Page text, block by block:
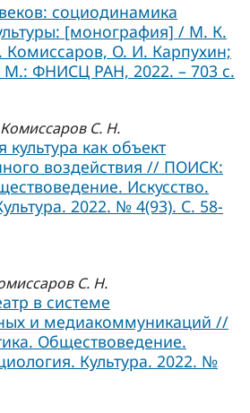
социодинамика
[монография] / М. К.
О. И. Карпухин;
ФНИСЦ РАН, 2022. – 703 с.
С. Н.
культура как объект
воздействия // ПОИСК:
Искусство.
2022. № 4(93). С. 58-
С. Н.
в системе
и медиакоммуникаций //
Обществоведение.
Культура. 2022. №